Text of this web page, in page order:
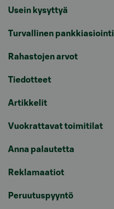
Usein kysyttyä
Turvallinen pankkiasiointi
Rahastojen arvot
Tiedotteet
Artikkelit
Vuokrattavat toimitilat
Anna palautetta
Reklamaatiot
Peruutuspyyntö